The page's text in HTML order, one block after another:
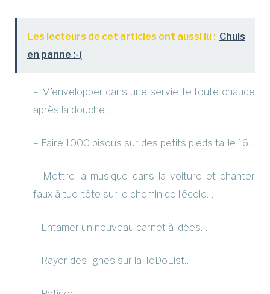
Les lecteurs de cet articles ont aussi lu : Chuis
en panne :-(
– M’envelopper dans une serviette toute chaude
après la douche…
– Faire 1000 bisous sur des petits pieds taille 16…
– Mettre la musique dans la voiture et chanter
faux à tue-tête sur le chemin de l’école…
– Entamer un nouveau carnet à idées…
– Rayer des lignes sur la ToDoList…